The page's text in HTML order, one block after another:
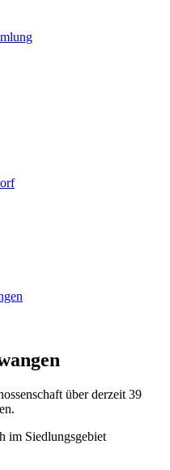
über derzeit 39
im Siedlungsgebiet